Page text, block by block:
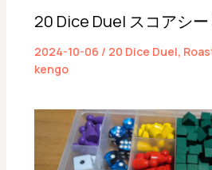
20 Dice Duel スコアシ
2024-10-06 / 20 Dice Duel,
kengo